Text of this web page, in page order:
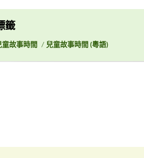
籤
童故事時間 / 兒童故事時間 (粵語)